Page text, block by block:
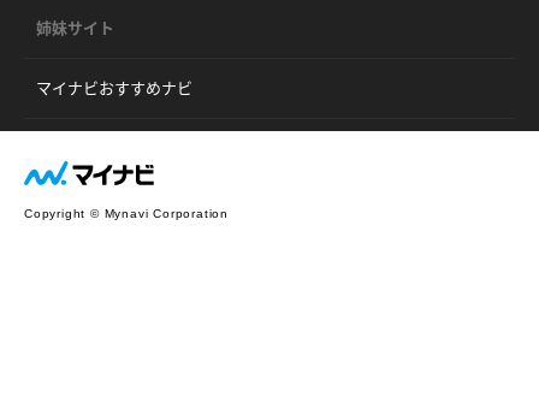
姉妹サイト
マイナビおすすめナビ
Copyright © Mynavi Corporation